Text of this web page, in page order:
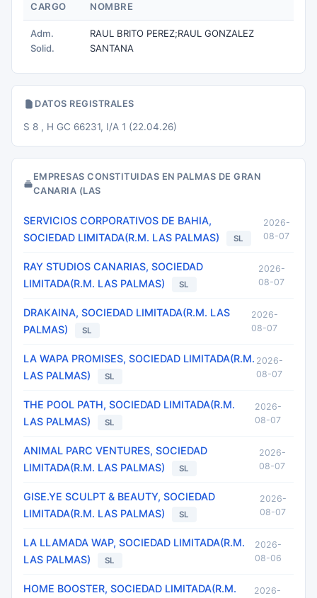
CARGO NOMBRE
Adm.
Solid.
RAUL BRITO PEREZ;RAUL GONZALEZ
SANTANA
DATOS REGISTRALES
S 8 , H GC 66231, I/A 1 (22.04.26)
EMPRESAS CONSTITUIDAS EN PALMAS DE GRAN
CANARIA (LAS
SERVICIOS CORPORATIVOS DE BAHIA,
SOCIEDAD LIMITADA(R.M. LAS PALMAS)
SL
2026-
08-07
RAY STUDIOS CANARIAS, SOCIEDAD
LIMITADA(R.M. LAS PALMAS)
SL
2026-
08-07
DRAKAINA, SOCIEDAD LIMITADA(R.M. LAS
PALMAS)
SL
2026-
08-07
LA WAPA PROMISES, SOCIEDAD LIMITADA(R.M.
LAS PALMAS)
SL
2026-
08-07
THE POOL PATH, SOCIEDAD LIMITADA(R.M.
LAS PALMAS)
SL
2026-
08-07
ANIMAL PARC VENTURES, SOCIEDAD
LIMITADA(R.M. LAS PALMAS)
SL
2026-
08-07
GISE.YE SCULPT & BEAUTY, SOCIEDAD
LIMITADA(R.M. LAS PALMAS)
SL
2026-
08-07
LA LLAMADA WAP, SOCIEDAD LIMITADA(R.M.
LAS PALMAS)
SL
2026-
08-06
HOME BOOSTER, SOCIEDAD LIMITADA(R.M.
2026-